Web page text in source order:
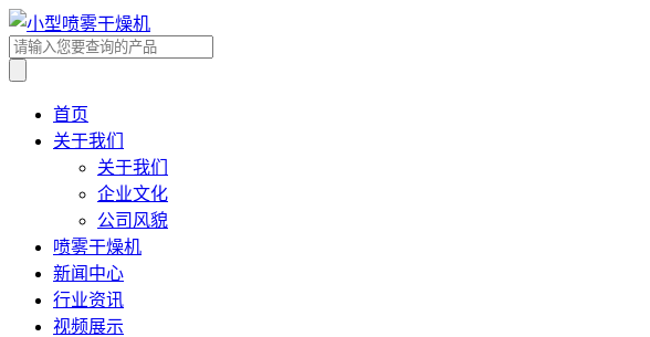
首页
关于我们
关于我们
企业文化
公司风貌
喷雾干燥机
新闻中心
行业资讯
视频展示